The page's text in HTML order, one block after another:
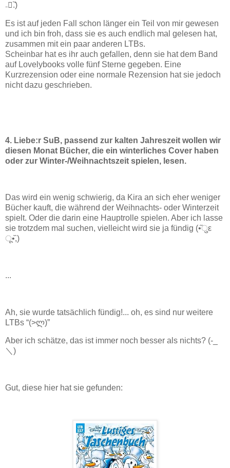
₋﹒︡.)
Es ist auf jeden Fall schon länger ein Teil von mir gewesen
und ich bin froh, dass sie es auch endlich mal gelesen hat,
zusammen mit ein paar anderen LTBs.
Scheinbar hat es ihr auch gefallen, denn sie hat dem Band
auf Lovelybooks volle fünf Sterne gegeben. Eine
Kurzrezension oder eine normale Rezension hat sie jedoch
nicht dazu geschrieben.
4. Liebe:r SuB, passend zur kalten Jahreszeit wollen wir
diesen Monat Bücher, die ein winterliches Cover haben
oder zur Winter-/Weihnachtszeit spielen, lesen.
Das wird ein wenig schwierig, da Kira an sich eher weniger
Bücher kauft, die während der Weihnachts- oder Winterzeit
spielt. Oder die darin eine Hauptrolle spielen. Aber ich lasse
sie trotzdem mal suchen, vielleicht wird sie ja fündig (•᷉ुε
ू•᷈,)
...
Ah, sie wurde tatsächlich fündig!... oh, es sind nur weitere
LTBs “(>ლ)”
Aber ich schätze, das ist immer noch besser als nichts? (-_
＼)
Gut, diese hier hat sie gefunden: